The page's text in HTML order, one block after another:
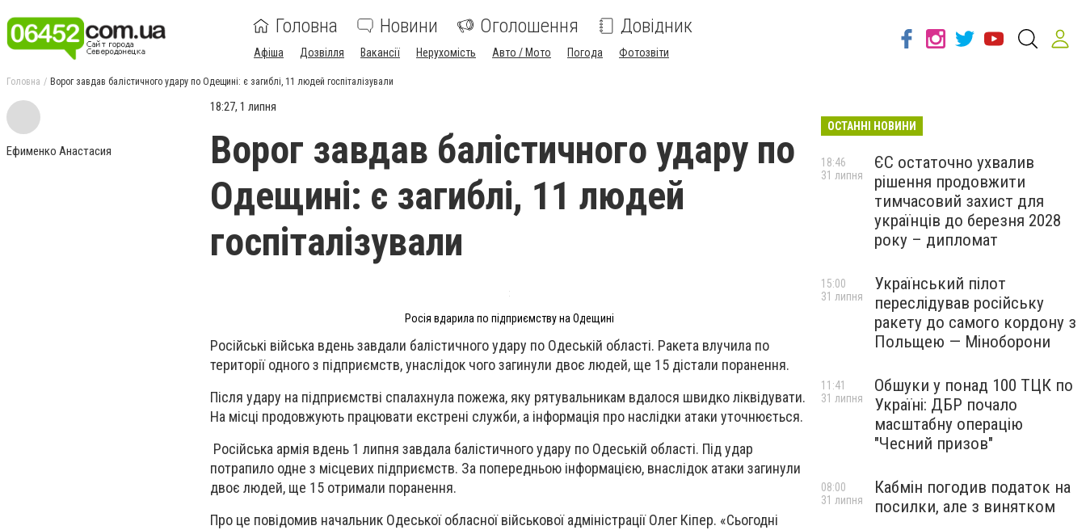
Головна Новини Оголошення Довідник
Афіша Дозвілля Вакансії Нерухомість Авто / Мото Погода Фотозвіти
Головна Ворог завдав балістичного удару по Одещині: є загиблі, 11 людей госпіталізували
Ефименко Анастасия
18:27, 1 липня
Ворог завдав балістичного удару по
Одещині: є загиблі, 11 людей
госпіталізували
Росія вдарила по підприємству на Одещині
Російські війська вдень завдали балістичного удару по Одеській області. Ракета влучила по
території одного з підприємств,унаслідок чогозагинули двоє людей, ще 15 дістали поранення.
Після удару на підприємстві спалахнула пожежа, яку рятувальникам вдалося швидко ліквідувати.
На місці продовжують працювати екстрені служби, а інформація про наслідки атаки уточнюється.
Російська армія вдень 1 липня завдала балістичного удару по Одеській області. Під удар
потрапило одне з місцевих підприємств. За попередньою інформацією, внаслідок атаки загинули
двоє людей, ще 15 отримали поранення.
Про це повідомив начальник Одеської обласної військової адміністрації Олег Кіпер. «Сьогодні
ОСТАННІ НОВИНИ
ЄС остаточно ухвалив
рішення продовжити
тимчасовий захист для
українців до березня 2028
року – дипломат
18:46
31 липня
Український пілот
переслідував російську
ракету до самого кордону з
Польщею — Міноборони
15:00
31 липня
Обшуки у понад 100 ТЦК по
Україні: ДБР почало
масштабну операцію
"Чесний призов"
11:41
31 липня
Кабмін погодив податок на
посилки, але з винятком
08:00
31 липня